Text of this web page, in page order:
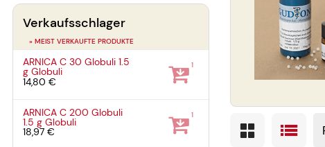
Verkaufsschlager
» MEIST VERKAUFTE PRODUKTE
ARNICA C 30 Globuli1.5
gGlobuli
14,80 €
1
ARNICA C 200 Globuli
1.5 gGlobuli
18,97 €
1